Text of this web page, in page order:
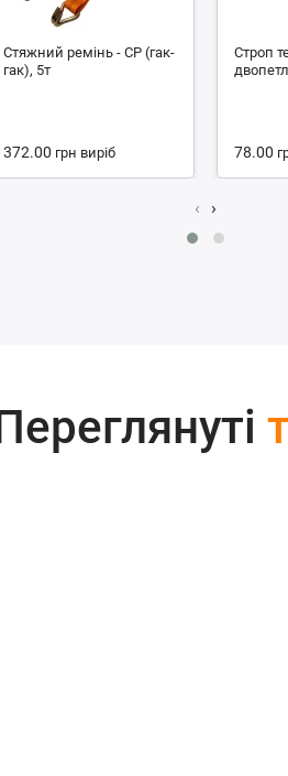
Стяжний ремінь - СР (гак-
гак), 5т
372.00 грн виріб
Строп
78.00
‹ ›